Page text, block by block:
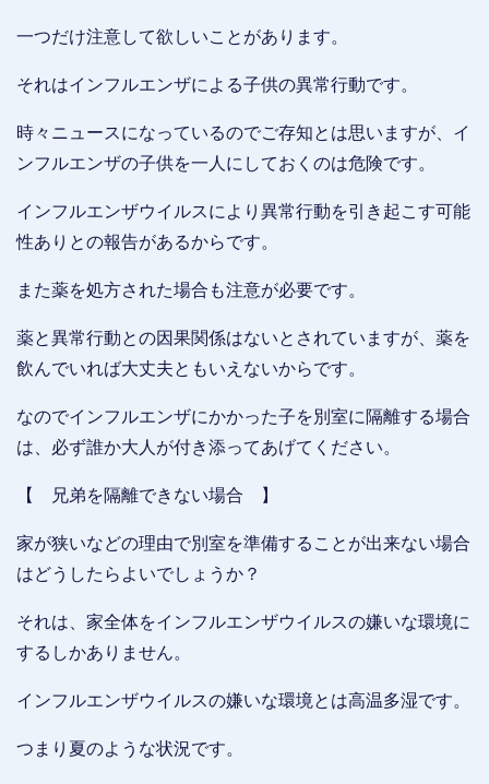
一つだけ注意して欲しいことがあります。
それはインフルエンザによる子供の異常行動です。
時々ニュースになっているのでご存知とは思いますが、イ
ンフルエンザの子供を一人にしておくのは危険です。
インフルエンザウイルスにより異常行動を引き起こす可能
性ありとの報告があるからです。
また薬を処方された場合も注意が必要です。
薬と異常行動との因果関係はないとされていますが、薬を
飲んでいれば大丈夫ともいえないからです。
なのでインフルエンザにかかった子を別室に隔離する場合
は、必ず誰か大人が付き添ってあげてください。
【 兄弟を隔離できない場合 】
家が狭いなどの理由で別室を準備することが出来ない場合
はどうしたらよいでしょうか？
それは、家全体をインフルエンザウイルスの嫌いな環境に
するしかありません。
インフルエンザウイルスの嫌いな環境とは高温多湿です。
つまり夏のような状況です。